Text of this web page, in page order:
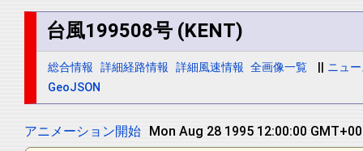
台風199508号 (KENT)
総合情報 詳細経路情報 詳細風速情報 全画像一覧
ニュ
GeoJSON
アニメーション開始 Tue Aug 29 1995 00:00:00